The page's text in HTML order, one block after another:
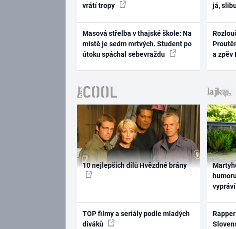
vrátí tropy
Masová střelba v thajské škole: Na
místě je sedm mrtvých. Student po
útoku spáchal sebevraždu
já,
a zpěv
10 nejlepších dílů Hvězdné brány
TOP filmy a seriály podle mladých
diváků